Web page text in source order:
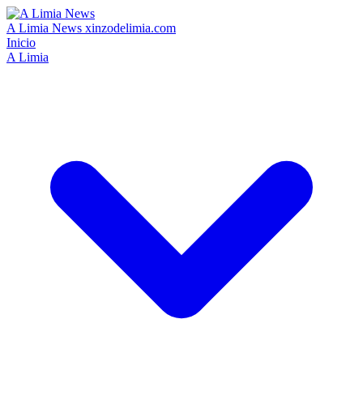
A Limia News xinzodelimia.com
Inicio
A Limia